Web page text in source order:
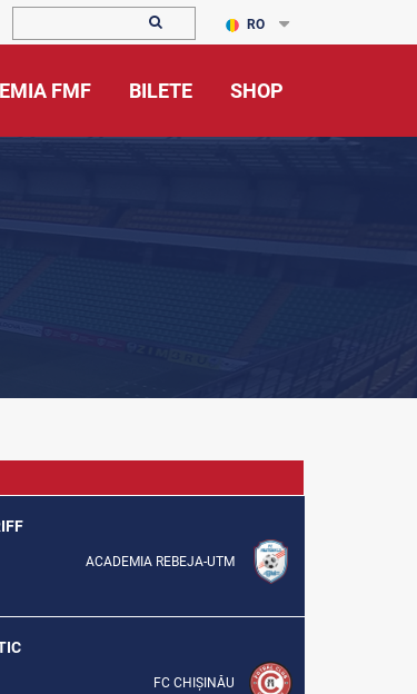
RO
FMF BILETE SHOP
ACADEMIA REBEJA-UTM
FC CHIȘINĂU